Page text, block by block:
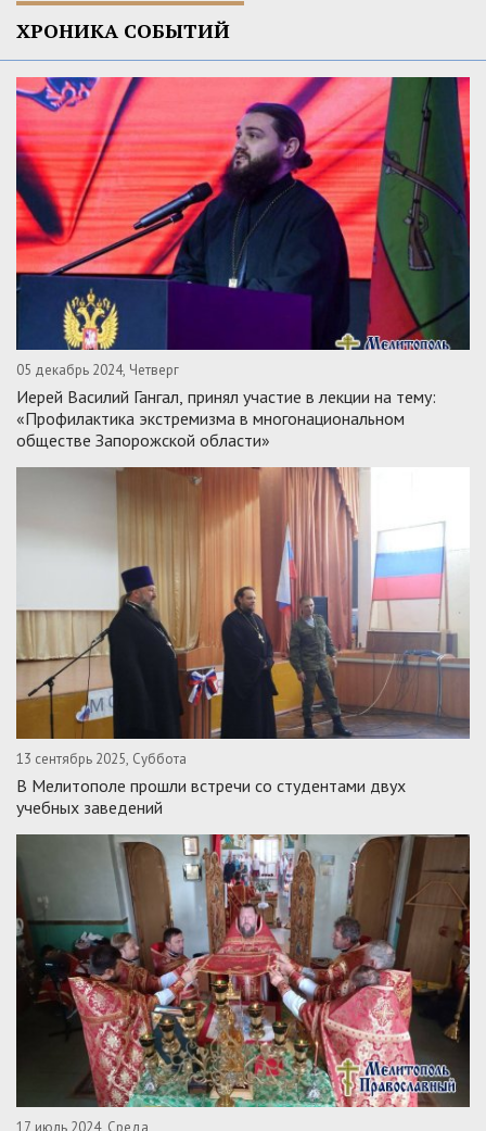
ХРОНИКА СОБЫТИЙ
05 декабрь 2024, Четверг
Иерей Василий Гангал, принял участие в лекции на тему:
«Профилактика экстремизма в многонациональном
обществе Запорожской области»
13 сентябрь 2025, Суббота
В Мелитополе прошли встречи со студентами двух
учебных заведений